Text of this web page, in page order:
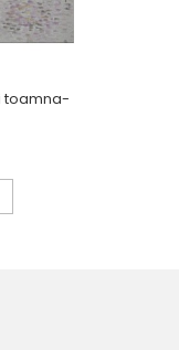
toamna-